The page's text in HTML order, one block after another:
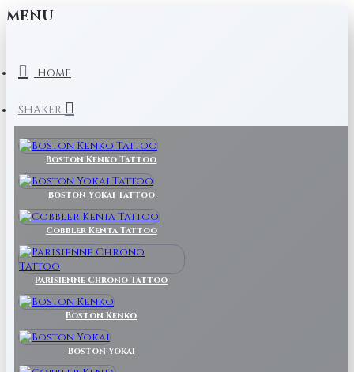
MENU
Home
SHAKER
Boston Kenko Tattoo
Boston Yokai Tattoo
Cobbler Kenta Tattoo
Parisienne Chrono Tattoo
Boston Kenko
Boston Yokai